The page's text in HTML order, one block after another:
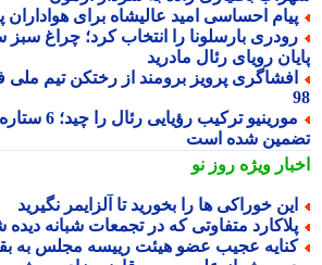
احساسی امید عالیشاه برای هواداران
بارسلونا را انتخاب کرد؛ چراغ سبز
رویای رئال مادرید
پرویز برومند از رختکن تیم ملی
مورینیو ترکیب رؤیایی
شده است
ویژهروز نو
خوراکی ها را بخورید تا آلزایمر نگیرید
متفاوتی که در تجمعات شبانه دیده شد
عجیب عضو هیئت رییسه مجلس به